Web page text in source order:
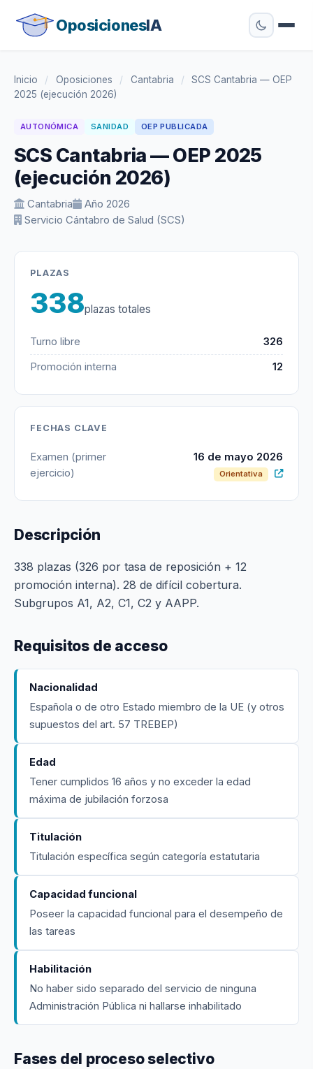
OposicionesIA
Inicio / Oposiciones / Cantabria /
SCS Cantabria — OEP
2025 (ejecución 2026)
AUTONÓMICA SANIDAD OEP PUBLICADA
SCS Cantabria — OEP 2025
(ejecución 2026)
Cantabria
Año 2026
Servicio Cántabro de Salud (SCS)
PLAZAS
338plazas totales
Turno libre 326
Promoción interna 12
FECHAS CLAVE
Examen (primer
ejercicio)
16 de mayo 2026
Orientativa
Descripción
338 plazas (326 por tasa de reposición + 12
promoción interna). 28 de difícil cobertura.
Subgrupos A1, A2, C1, C2 y AAPP.
Requisitos de acceso
Nacionalidad
Española o de otro Estado miembro de la UE (y otros
supuestos del art. 57 TREBEP)
Edad
Tener cumplidos 16 años y no exceder la edad
máxima de jubilación forzosa
Titulación
Titulación específica según categoría estatutaria
Capacidad funcional
Poseer la capacidad funcional para el desempeño de
las tareas
Habilitación
No haber sido separado del servicio de ninguna
Administración Pública ni hallarse inhabilitado
Fases del proceso selectivo